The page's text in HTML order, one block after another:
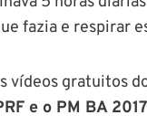
fazia e respirar
vídeos gratuitos
e o PM BA